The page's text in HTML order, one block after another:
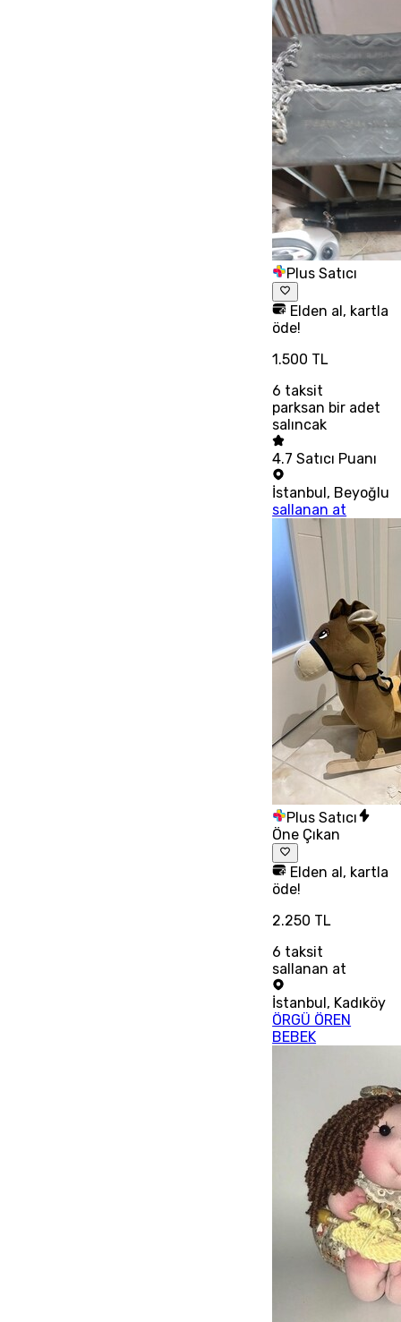
Plus Satıcı
Elden al, kartla
öde!
1.500 TL
6 taksit
parksan bir adet
salıncak
4.7 Satıcı Puanı
İstanbul, Beyoğlu
sallanan at
Plus Satıcı
Öne Çıkan
Elden al, kartla
öde!
2.250 TL
6 taksit
sallanan at
İstanbul , Kadıköy
ÖRGÜ ÖREN
BEBEK